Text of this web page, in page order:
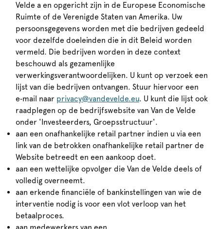
Velde a en opgericht zijn in de Europese Economische
Ruimte of de Verenigde Staten van Amerika. Uw
persoonsgegevens worden met die bedrijven gedeeld
voor dezelfde doeleinden die in dit Beleid worden
vermeld. Die bedrijven worden in deze context
beschouwd als gezamenlijke
verwerkingsverantwoordelijken. U kunt op verzoek een
lijst van die bedrijven ontvangen. Stuur hiervoor een
e‑mail naar privacy@vandevelde.eu. U kunt die lijst ook
raadplegen op de bedrijfswebsite van Van de Velde
onder 'Investeerders, Groepsstructuur'.
aan een onafhankelijke retail partner indien u via een
link van de betrokken onafhankelijke retail partner de
Website betreedt en een aankoop doet.
aan een wettelijke opvolger die Van de Velde deels of
volledig overneemt.
aan erkende financiële of bankinstellingen van wie de
interventie nodig is voor een vlot verloop van het
betaalproces.